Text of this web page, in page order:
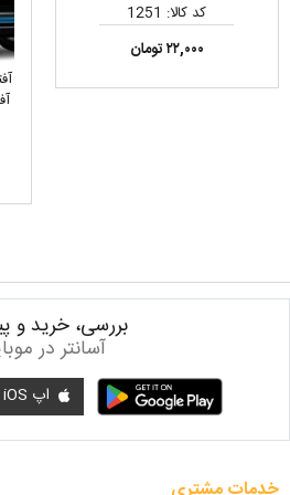
کد کالا: 1251
۲۲,۰۰۰ تومان
بررسی، خرید و
آسانتر در
اپ iOS